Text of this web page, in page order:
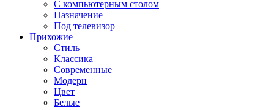
С компьютерным столом
Назначение
Под телевизор
Прихожие
Стиль
Классика
Современные
Модерн
Цвет
Белые